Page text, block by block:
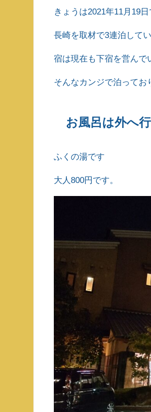
きょうは2021年11月19日
長崎を取材で3連泊してい
宿は現在も下宿を営んで
そんなカンジで泊ってお
お風呂は外へ
ふくの湯です
大人800円です。